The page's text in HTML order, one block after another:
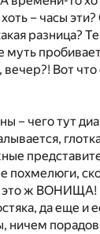
– часы
разница?
муть
Вот что
– чего тут
похмелюги,
это ж ВОНИЩА!
да еще и
ничем